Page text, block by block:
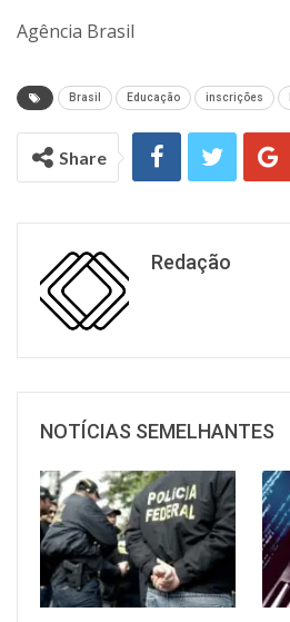
Agência Brasil
Brasil Educação inscrições
Share
Redação
NOTÍCIAS SEMELHANTES